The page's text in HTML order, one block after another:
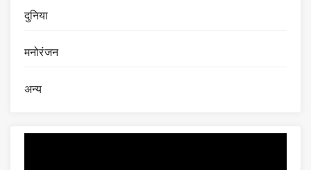
दुनिया
मनोरंजन
अन्य